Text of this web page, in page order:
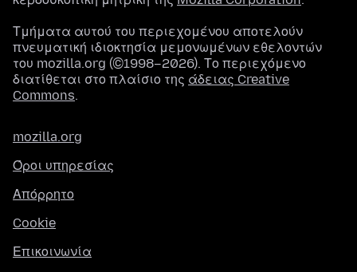
Τμήματα αυτού του περιεχομένου αποτελούν
πνευματική ιδιοκτησία μεμονωμένων εθελοντών
του mozilla.org (©1998–2026). Το περιεχόμενο
διατίθεται στο πλαίσιο της άδειας Creative
Commons.
mozilla.org
Όροι υπηρεσίας
Απόρρητο
Cookie
Επικοινωνία